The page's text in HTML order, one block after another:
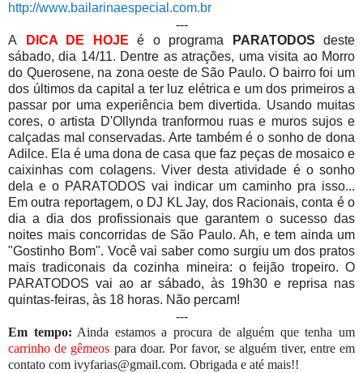
http://www.bailarinaespecial.com.br
---
A
DICA DE HOJE é o programa PARATODOS deste
sábado, dia 14/11. Dentre as atrações, uma visita ao Morro
do Querosene, na zona oeste de São Paulo. O bairro foi um
dos últimos da capital a ter luz elétrica e um dos primeiros a
passar por uma experiência bem divertida. Usando muitas
cores, o artista D'Ollynda tranformou ruas e muros sujos e
calçadas mal conservadas. Arte também é o sonho de dona
Adilce. Ela é uma dona de casa que faz peças de mosaico e
caixinhas com colagens. Viver desta atividade é o sonho
dela e o PARATODOS vai indicar um caminho pra isso...
Em outra reportagem, o DJ KL Jay, dos Racionais, conta é o
dia a dia dos profissionais que garantem o sucesso das
noites mais concorridas de São Paulo. Ah, e tem ainda um
"Gostinho Bom". Você vai saber como surgiu um dos pratos
mais tradiconais da cozinha mineira: o feijão tropeiro. O
PARATODOS vai ao ar sábado, às 19h30 e reprisa nas
quintas-feiras, às 18 horas. Não percam!
---
Em tempo: Ainda estamos a procura de alguém que tenha um
carrinho de gêmeos para doar. Por favor, se alguém tiver, entre em
contato com ivyfarias@gmail.com. Obrigada e até mais!!